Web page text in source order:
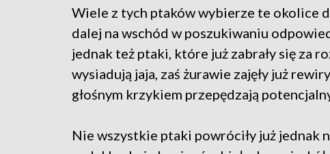
Wiele z tych ptaków wybierze te okolice
dalej na wschód w poszukiwaniu
jednak też ptaki, które już zabrały się za
wysiadują jaja, zaś żurawie zajęły już
głośnym krzykiem przepędzają
Nie wszystkie ptaki powróciły już jednak